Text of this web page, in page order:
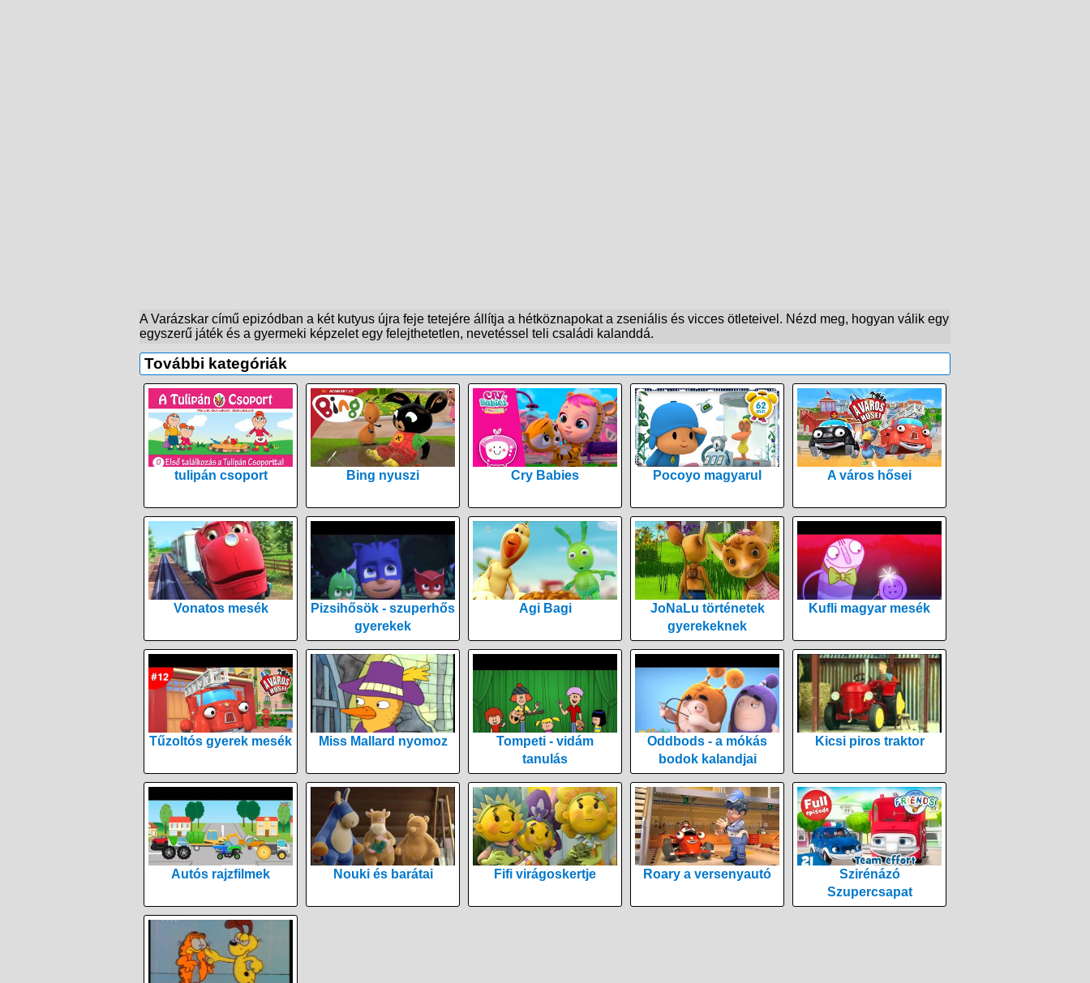
A Varázskar című epizódban a két kutyus újra feje tetejére állítja a hétköznapokat a zseniális és vicces ötleteivel. Nézd meg, hogyan válik egy
egyszerű játék és a gyermeki képzelet egy felejthetetlen, nevetéssel teli családi kalanddá.
További kategóriák
tulipán csoport Bing nyuszi Cry Babies Pocoyo magyarul A város hősei
Vonatos mesék
Pizsihősök - szuperhős
gyerekek
Agi Bagi
JoNaLu történetek
gyerekeknek
Kufli magyar mesék
Tűzoltós gyerek mesék Miss Mallard nyomoz
Tompeti - vidám
tanulás
Oddbods - a mókás
bodok kalandjai
Kicsi piros traktor
Autós rajzfilmek Nouki és barátai Fifi virágoskertje Roary a versenyautó
Szirénázó
Szupercsapat